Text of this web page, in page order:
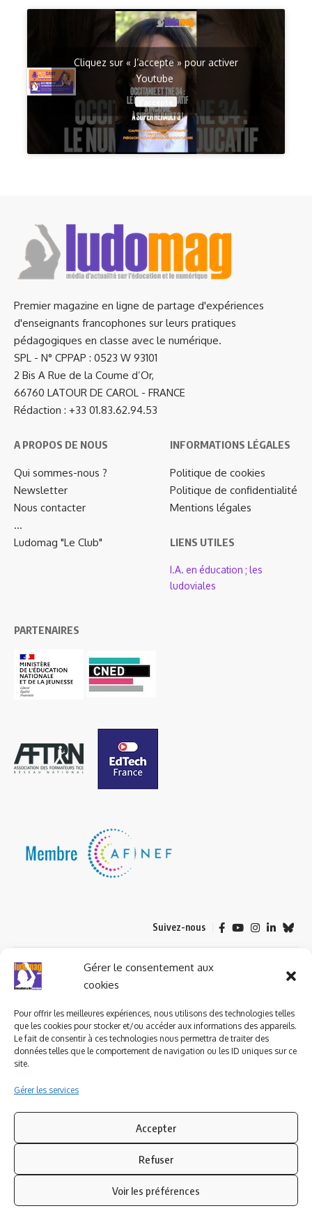
Gérer le consentement aux
cookies
Pour offrir les meilleures expériences, nous utilisons des technologies telles
que les cookies pour stocker et/ou accéder aux informations des appareils.
Le fait de consentir à ces technologies nous permettra de traiter des
données telles que le comportement de navigation ou les ID uniques sur ce
site.
Gérer les services
Accepter
Refuser
Voir les préférences
Cliquez sur « J’accepte » pour activer
Youtube
Premier magazine en ligne de partage d'expériences
d'enseignants francophones sur leurs pratiques
pédagogiques en classe avec le numérique.
SPL - N° CPPAP : 0523 W 93101
2 Bis A Rue de la Coume d’Or,
66760 LATOUR DE CAROL - FRANCE
Rédaction : +33 01.83.62.94.53
A PROPOS DE NOUS
Qui sommes-nous ?
Newsletter
Nous contacter
…
Ludomag "Le Club"
INFORMATIONS LÉGALES
Politique de cookies
Politique de confidentialité
Mentions légales
LIENS UTILES
I.A. en éducation ; les
ludoviales
PARTENAIRES
Suivez-nous
© 2023 ludomag.com édité et géré par WOOMEET SAS, powered by